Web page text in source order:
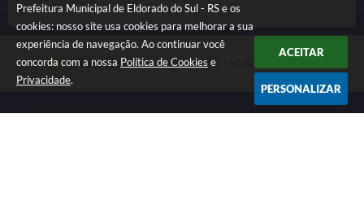
Prefeitura Municipal de Eldorado do Sul - RS e os
cookies: nosso site usa cookies para melhorar a sua
experiência de navegação. Ao continuar você
concorda com a nossa Política de Cookies e
Privacidade.
ACEITAR
PERSONALIZAR
NewsletterInscreva-se e receba informativos